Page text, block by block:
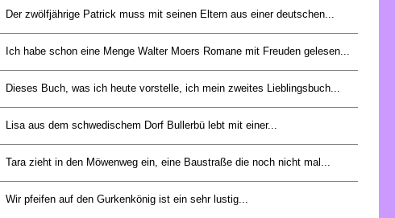
Der zwölfjährige Patrick muss mit seinen Eltern aus einer deutschen...
Ich habe schon eine Menge Walter Moers Romane mit Freuden gelesen...
Dieses Buch, was ich heute vorstelle, ich mein zweites Lieblingsbuch...
Lisa aus dem schwedischem Dorf Bullerbü lebt mit einer...
Tara zieht in den Möwenweg ein, eine Baustraße die noch nicht mal...
Wir pfeifen auf den Gurkenkönig ist ein sehr lustig...